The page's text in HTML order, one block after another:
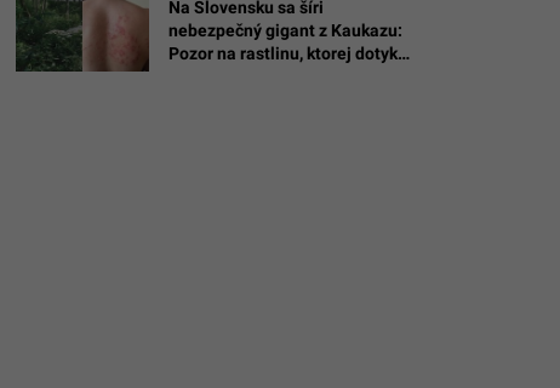
Na Slovensku sa šíri
nebezpečný gigant z Kaukazu:
Pozor na rastlinu, ktorej dotyk